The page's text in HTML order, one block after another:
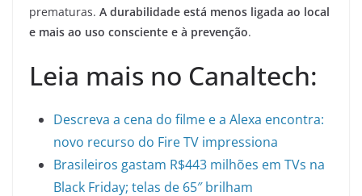
prematuras. A durabilidade está menos ligada ao local
e mais ao uso consciente e à prevenção.
Leia mais no Canaltech:
Descreva a cena do filme e a Alexa encontra:
novo recurso do Fire TV impressiona
Brasileiros gastam R$443 milhões em TVs na
Black Friday; telas de 65″ brilham